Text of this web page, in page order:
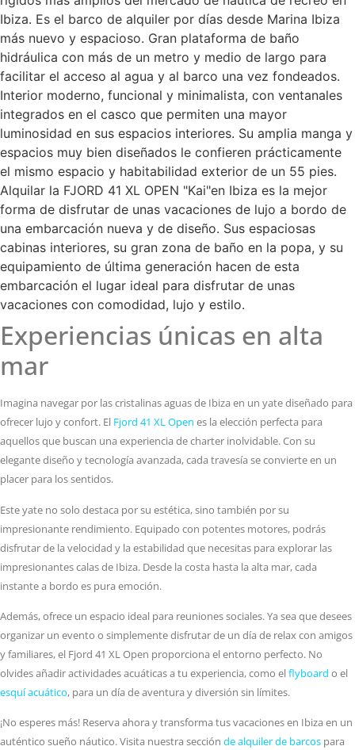
Ibiza. Es el barco de alquiler por días desde Marina Ibiza
más nuevo y espacioso. Gran plataforma de baño
hidráulica con más de un metro y medio de largo para
facilitar el acceso al agua y al barco una vez fondeados.
Interior moderno, funcional y minimalista, con ventanales
integrados en el casco que permiten una mayor
luminosidad en sus espacios interiores. Su amplia manga y
espacios muy bien diseñados le confieren prácticamente
el mismo espacio y habitabilidad exterior de un 55 pies.
Alquilar la FJORD 41 XL OPEN "Kai"en Ibiza es la mejor
forma de disfrutar de unas vacaciones de lujo a bordo de
una embarcación nueva y de diseño. Sus espaciosas
cabinas interiores, su gran zona de baño en la popa, y su
equipamiento de última generación hacen de esta
embarcación el lugar ideal para disfrutar de unas
vacaciones con comodidad, lujo y estilo.
Experiencias únicas en alta
mar
Imagina navegar por las cristalinas aguas de Ibiza en un yate diseñado para
ofrecer lujo y confort. El Fjord 41 XL Open es la elección perfecta para
aquellos que buscan una experiencia de charter inolvidable. Con su
elegante diseño y tecnología avanzada, cada travesía se convierte en un
placer para los sentidos.
Este yate no solo destaca por su estética, sino también por su
impresionante rendimiento. Equipado con potentes motores, podrás
disfrutar de la velocidad y la estabilidad que necesitas para explorar las
impresionantes calas de Ibiza. Desde la costa hasta la alta mar, cada
instante a bordo es pura emoción.
Además, ofrece un espacio ideal para reuniones sociales. Ya sea que desees
organizar un evento o simplemente disfrutar de un día de relax con amigos
y familiares, el Fjord 41 XL Open proporciona el entorno perfecto. No
olvides añadir actividades acuáticas a tu experiencia, como elflyboard o el
esquí acuático, para un día de aventura y diversión sin límites.
¡No esperes más! Reserva ahora y transforma tus vacaciones en Ibiza en un
auténtico sueño náutico. Visita nuestra sección de alquiler de barcos para